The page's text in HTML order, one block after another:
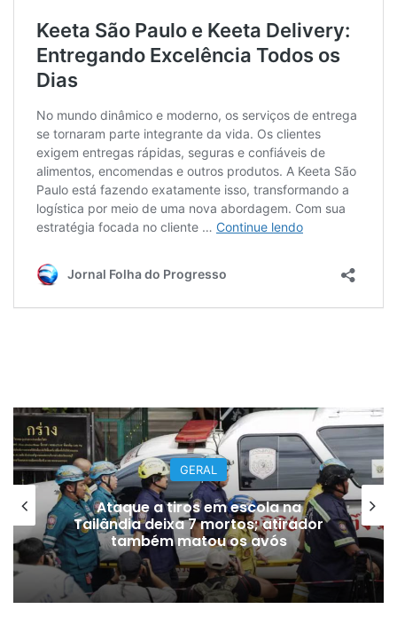
GERAL
Ataque a tiros em escola na
Tailândia deixa 7 mortos; atirador
também matou os avós